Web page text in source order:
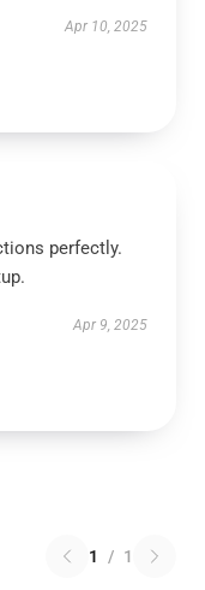
Apr 10, 2025
perfectly.
Apr 9, 2025
1 / 1